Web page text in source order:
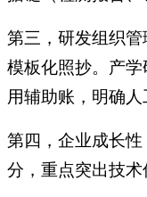
第三，研发组织管
模板化照抄。产
用辅助账，明确人
第四，企业成长性
分，重点突出技